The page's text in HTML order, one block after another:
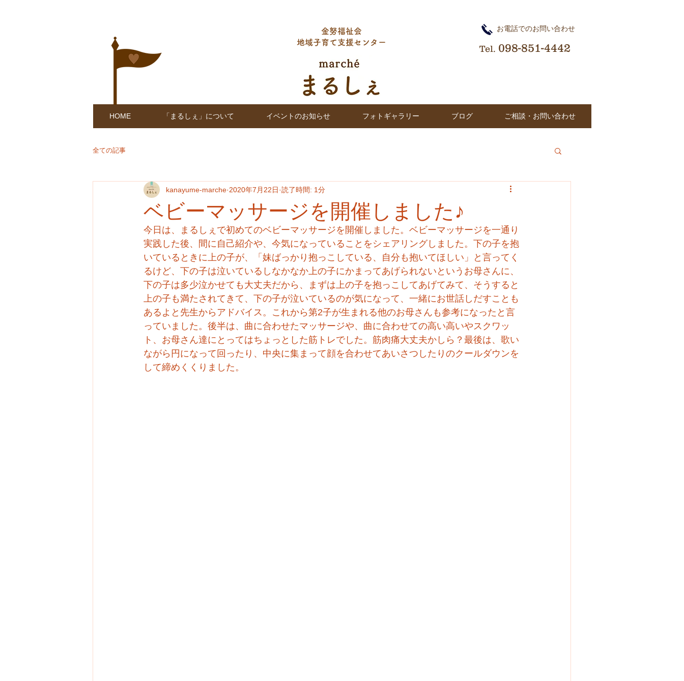
​お電話でのお問い合わせ
Tel. 098-851-4442
HOME 「まるしぇ」について イベントのお知らせ フォトギャラリー ブログ ご相談・お問い合わせ
金努福祉会
地域子育て支援センター
全ての記事
ベビーマッサージを開催しました♪
kanayume-marche 2020年7月22日 読了時間: 1分
今日は、まるしぇで初めてのベビーマッサージを開催しました。ベビーマッサージを一通り
実践した後、間に自己紹介や、今気になっていることをシェアリングしました。下の子を抱
いているときに上の子が、「妹ばっかり抱っこしている、自分も抱いてほしい」と言ってく
るけど、下の子は泣いているしなかなか上の子にかまってあげられないというお母さんに、
下の子は多少泣かせても大丈夫だから、まずは上の子を抱っこしてあげてみて、そうすると
上の子も満たされてきて、下の子が泣いているのが気になって、一緒にお世話しだすことも
あるよと先生からアドバイス。これから第2子が生まれる他のお母さんも参考になったと言
っていました。後半は、曲に合わせたマッサージや、曲に合わせての高い高いやスクワッ
ト、お母さん達にとってはちょっとした筋トレでした。筋肉痛大丈夫かしら？最後は、歌い
ながら円になって回ったり、中央に集まって顔を合わせてあいさつしたりのクールダウンを
して締めくくりました。